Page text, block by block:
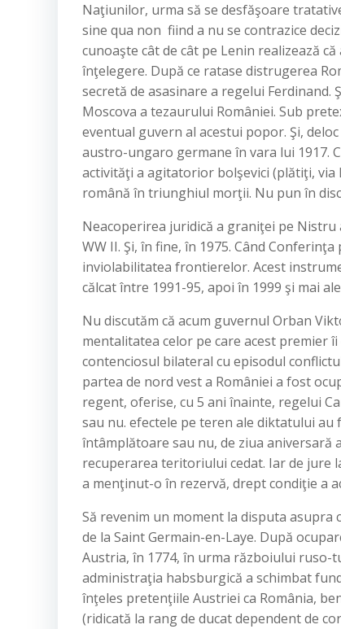
Naţiunilor, urma să se desfăşoare
sine qua non fiind a nu se contrazice
cunoaşte cât de cât pe Lenin realizează
înţelegere. După ce ratase distrugerea
secretă de asasinare a regelui
Moscova a tezaurului României. Sub
eventual guvern al acestui popor. Şi,
austro-ungaro germane în vara lui 1917.
activităţi a agitatorior bolşevici (plătiţi, via
română în triunghiul morţii. Nu pun în
Neacoperirea juridică a graniţei pe Nistru
WW II. Şi, în fine, în 1975. Când
inviolabilitatea frontierelor. Acest
călcat între 1991-95, apoi în 1999 şi mai
Nu discutăm că acum guvernul Orban
mentalitatea celor pe care acest premier
contenciosul bilateral cu episodul
partea de nord vest a României a fost
regent, oferise, cu 5 ani înainte, regelui
sau nu. efectele pe teren ale diktatului au
întâmplătoare sau nu, de ziua aniversară
recuperarea teritoriului cedat. Iar de jure
a menţinut-o în rezervă, drept condiţie a
Să revenim un moment la disputa
de la Saint Germain-en-Laye. După
Austria, în 1774, în urma războiului ruso-
administraţia habsburgică a schimbat
înţeles pretenţiile Austriei ca România,
(ridicată la rang de ducat dependent de